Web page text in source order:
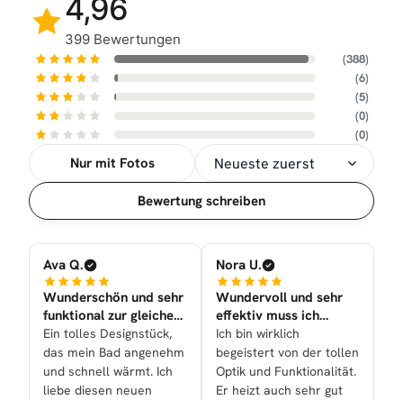
4,96
399 Bewertungen
(388)
(6)
(5)
(0)
(0)
Nur mit Fotos
Sortierung
Bewertung schreiben
Ava Q.
Wunderschön und sehr
funktional zur gleichen
Zeit nun bei uns
Ein tolles Designstück,
das mein Bad angenehm
und schnell wärmt. Ich
liebe diesen neuen
Nora U.
Wundervoll und sehr
effektiv muss ich
sagen!
Ich bin wirklich
begeistert von der tollen
Optik und Funktionalität.
Er heizt auch sehr gut